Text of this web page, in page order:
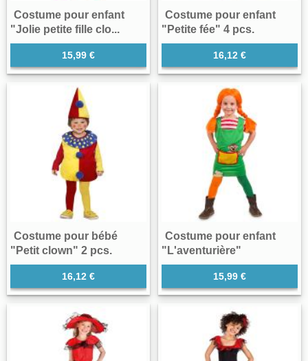
Costume pour enfant
"Jolie petite fille clo...
15,99 €
Costume pour enfant
"Petite fée" 4 pcs.
16,12 €
Costume pour bébé
"Petit clown" 2 pcs.
16,12 €
Costume pour enfant
"L'aventurière"
15,99 €